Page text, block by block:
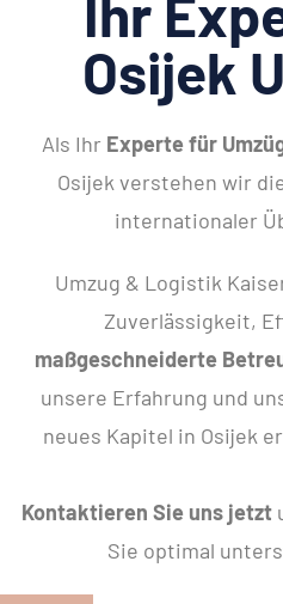
Ihr
Osijek
Als Ihr Experte für
Osijek verstehen wir
internationaler
Umzug & Logistik
Zuverlässigkeit,
maßgeschneiderte
unsere Erfahrung und
neues Kapitel in Osijek
Kontaktieren Sie uns jetzt
Sie optimal